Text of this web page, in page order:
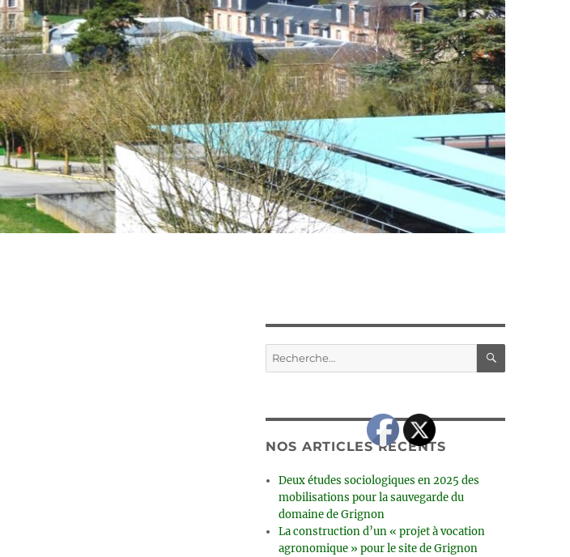
Recherche
pour :
NOS ARTICLES RÉCENTS
Deux études sociologiques en 2025 des
mobilisations pour la sauvegarde du
domaine de Grignon
La construction d’un « projet à vocation
agronomique » pour le site de Grignon